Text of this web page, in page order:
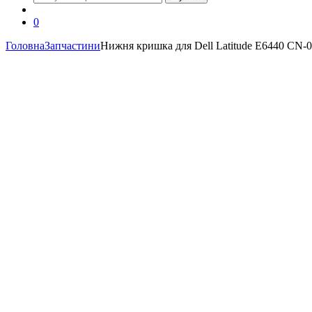
0
ГоловнаЗапчастиниНижня кришка для Dell Latitude E6440 CN-